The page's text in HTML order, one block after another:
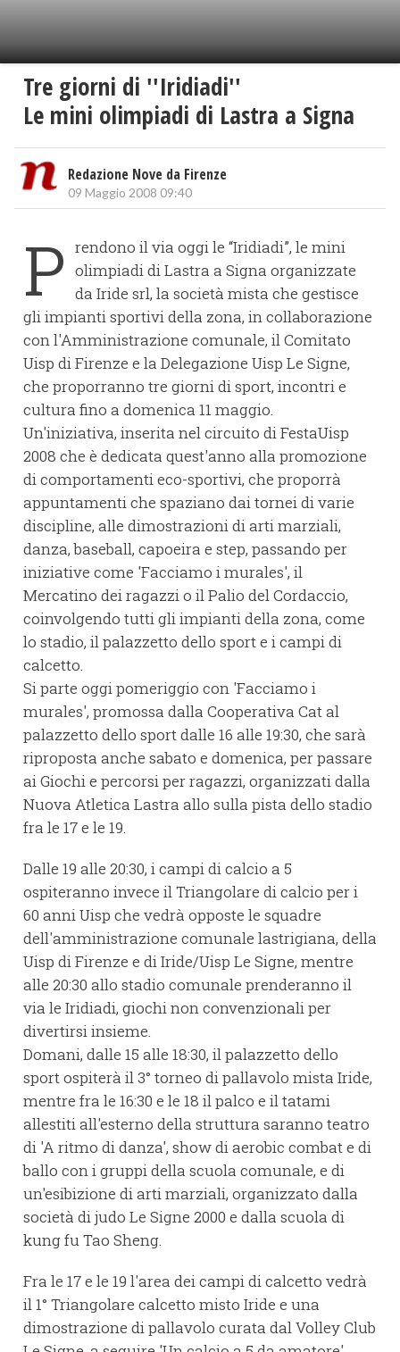
Tre giorni di ''Iridiadi''
Le mini olimpiadi di Lastra a Signa
Redazione Nove da Firenze
09 Maggio 2008 09:40
P rendono il via oggi le “Iridiadi”, le mini
olimpiadi di Lastra a Signa organizzate
da Iride srl, la società mista che gestisce
gli impianti sportivi della zona, in collaborazione
con l'Amministrazione comunale, il Comitato
Uisp di Firenze e la Delegazione Uisp Le Signe,
che proporranno tre giorni di sport, incontri e
cultura fino a domenica 11 maggio.
Un'iniziativa, inserita nel circuito di FestaUisp
2008 che è dedicata quest'anno alla promozione
di comportamenti eco-sportivi, che proporrà
appuntamenti che spaziano dai tornei di varie
discipline, alle dimostrazioni di arti marziali,
danza, baseball, capoeira e step, passando per
iniziative come 'Facciamo i murales', il
Mercatino dei ragazzi o il Palio del Cordaccio,
coinvolgendo tutti gli impianti della zona, come
lo stadio, il palazzetto dello sport e i campi di
calcetto.
Si parte oggi pomeriggio con 'Facciamo i
murales', promossa dalla Cooperativa Cat al
palazzetto dello sport dalle 16 alle 19:30, che sarà
riproposta anche sabato e domenica, per passare
ai Giochi e percorsi per ragazzi, organizzati dalla
Nuova Atletica Lastra allo sulla pista dello stadio
fra le 17 e le 19.
Dalle 19 alle 20:30, i campi di calcio a 5
ospiteranno invece il Triangolare di calcio per i
60 anni Uisp che vedrà opposte le squadre
dell'amministrazione comunale lastrigiana, della
Uisp di Firenze e di Iride/Uisp Le Signe, mentre
alle 20:30 allo stadio comunale prenderanno il
via le Iridiadi, giochi non convenzionali per
divertirsi insieme.
Domani, dalle 15 alle 18:30, il palazzetto dello
sport ospiterà il 3° torneo di pallavolo mista Iride,
mentre fra le 16:30 e le 18 il palco e il tatami
allestiti all'esterno della struttura saranno teatro
di 'A ritmo di danza', show di aerobic combat e di
ballo con i gruppi della scuola comunale, e di
un'esibizione di arti marziali, organizzato dalla
società di judo Le Signe 2000 e dalla scuola di
kung fu Tao Sheng.
Fra le 17 e le 19 l'area dei campi di calcetto vedrà
il 1° Triangolare calcetto misto Iride e una
dimostrazione di pallavolo curata dal Volley Club